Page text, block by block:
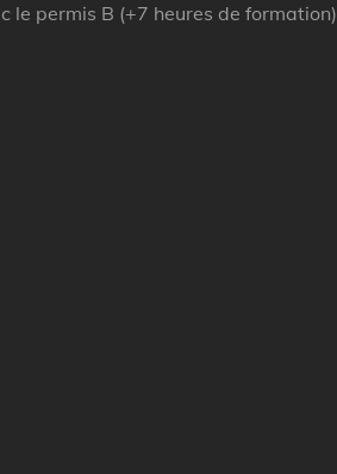
permis B (+7 heures de formation)